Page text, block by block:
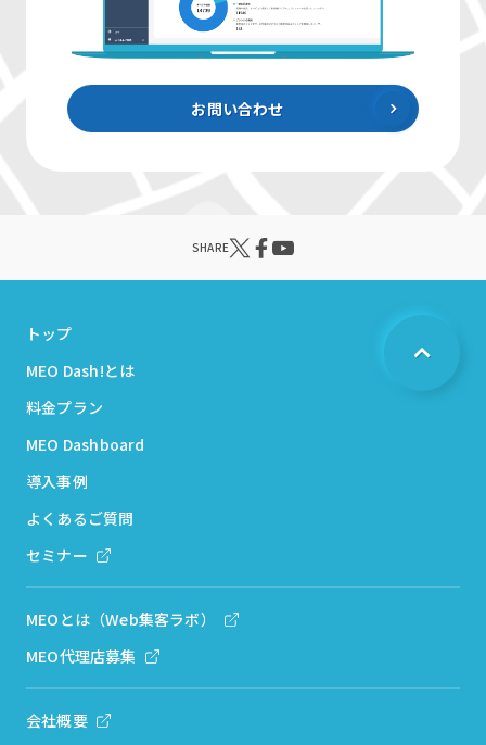
お問い合わせ
SHARE
トップ
MEO Dash!とは
料金プラン
MEO Dashboard
導入事例
よくあるご質問
セミナー
MEOとは（Web集客ラボ）
MEO代理店募集
会社概要